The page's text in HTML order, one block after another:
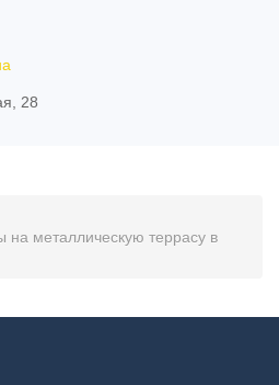
28
на металлическую террасу в